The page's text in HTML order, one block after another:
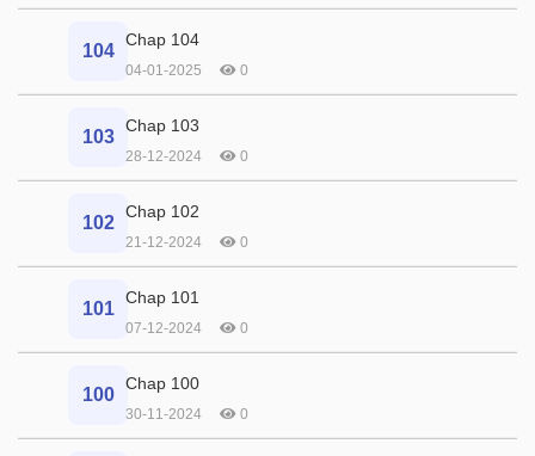
104
Chap 104
04-01-2025 0
103
Chap 103
28-12-2024 0
102
Chap 102
21-12-2024 0
101
Chap 101
07-12-2024 0
100
Chap 100
30-11-2024 0